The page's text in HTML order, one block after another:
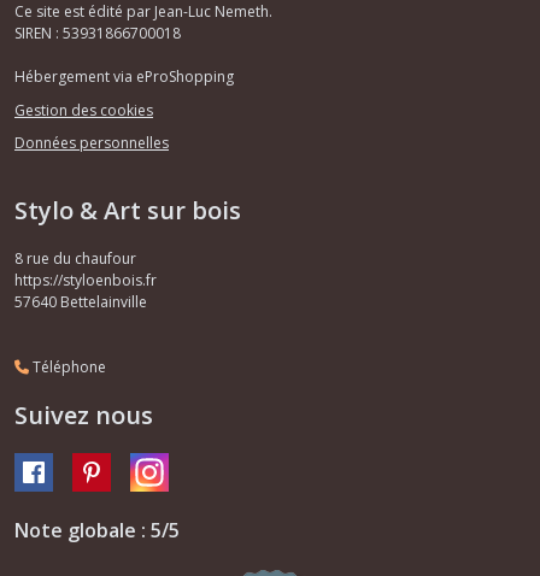
Ce site est édité par Jean-Luc Nemeth.
SIREN : 53931866700018
Hébergement via eProShopping
Gestion des cookies
Données personnelles
Stylo & Art sur bois
8 rue du chaufour
https://styloenbois.fr
57640 Bettelainville
Téléphone
Suivez nous
Note globale : 5/5